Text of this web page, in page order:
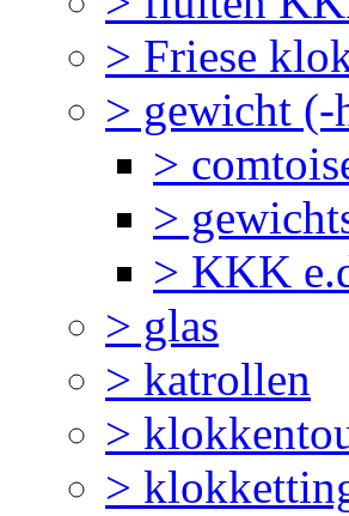
> Friese
> gewicht (-
>
>
> KKK
> glas
> katrollen
>
>